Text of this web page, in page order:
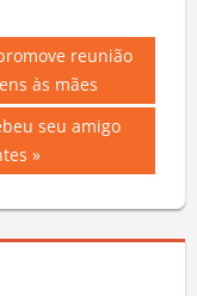
reunião
às mães
seu amigo